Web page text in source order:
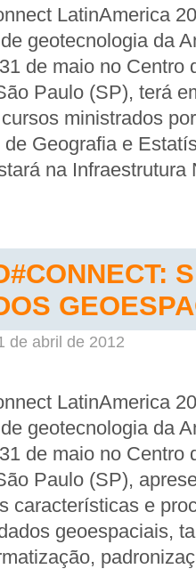
LatinAmerica
geotecnologia da
de maio no Centro
Paulo (SP), terá
ministrados
Geografia e
na Infraestrutura
de abril de 2012
LatinAmerica
geotecnologia da
de maio no Centro
Paulo (SP),
características e
geoespaciais,